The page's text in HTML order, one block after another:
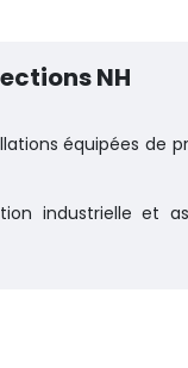
NH
équipées de
industrielle et